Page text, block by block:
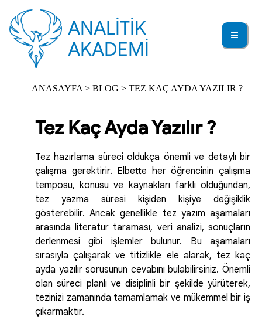
ANALİTİK
AKADEMİ
ANASAYFA > BLOG > TEZ KAÇ AYDA YAZILIR ?
Tez Kaç Ayda Yazılır ?
Tez hazırlama süreci oldukça önemli ve detaylı bir
çalışma gerektirir. Elbette her öğrencinin çalışma
temposu, konusu ve kaynakları farklı olduğundan,
tez yazma süresi kişiden kişiye değişiklik
gösterebilir. Ancak genellikle tez yazım aşamaları
arasında literatür taraması, veri analizi, sonuçların
derlenmesi gibi işlemler bulunur. Bu aşamaları
sırasıyla çalışarak ve titizlikle ele alarak, tez kaç
ayda yazılır sorusunun cevabını bulabilirsiniz. Önemli
olan süreci planlı ve disiplinli bir şekilde yürüterek,
tezinizi zamanında tamamlamak ve mükemmel bir iş
çıkarmaktır.